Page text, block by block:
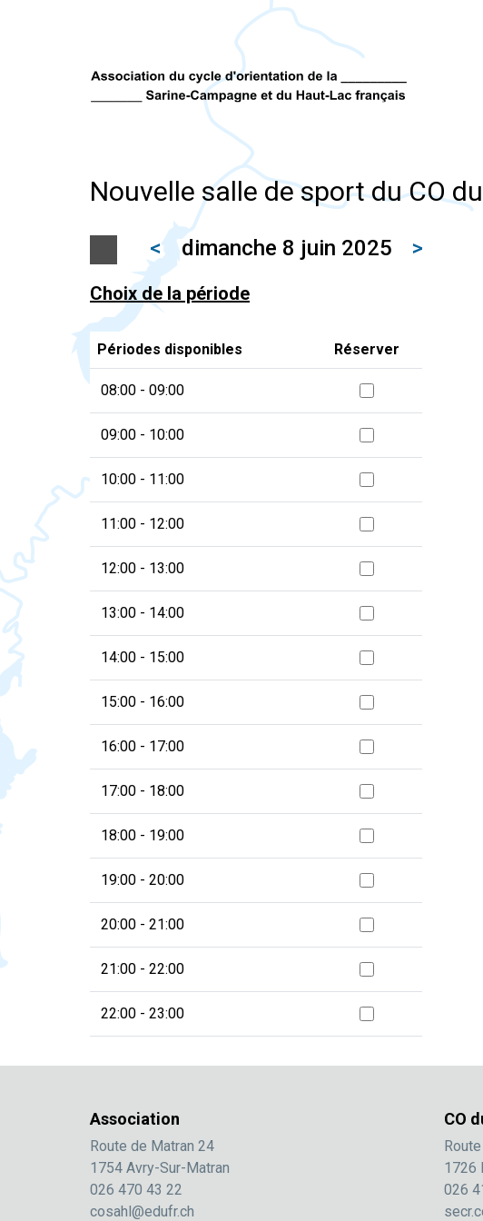
Nouvelle salle de sport du CO
< dimanche 8 juin 2025 >
Choix de la période
Périodes disponibles Réserver
08:00 - 09:00
09:00 - 10:00
10:00 - 11:00
11:00 - 12:00
12:00 - 13:00
13:00 - 14:00
14:00 - 15:00
15:00 - 16:00
16:00 - 17:00
17:00 - 18:00
18:00 - 19:00
19:00 - 20:00
20:00 - 21:00
21:00 - 22:00
22:00 - 23:00
Association
Route de Matran 24
1754 Avry-Sur-Matran
026 470 43 22
cosahl@edufr.ch
CO
1726
026